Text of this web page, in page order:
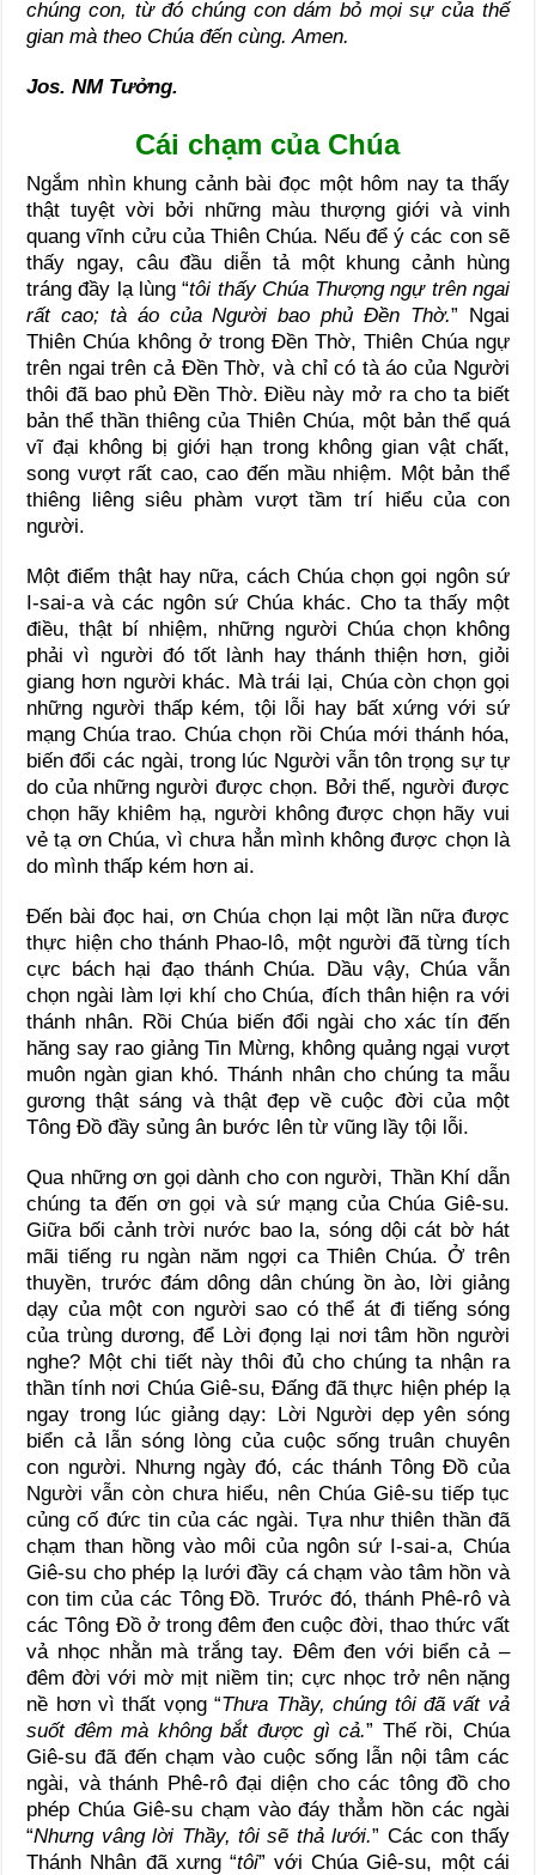
chúng con, từ đó chúng con dám bỏ mọi sự của thế
gian mà theo Chúa đến cùng. Amen.
Jos. NM Tưởng.
Cái chạm của Chúa
Ngắm nhìn khung cảnh bài đọc một hôm nay ta thấy
thật tuyệt vời bởi những màu thượng giới và vinh
quang vĩnh cửu của Thiên Chúa. Nếu để ý các con sẽ
thấy ngay, câu đầu diễn tả một khung cảnh hùng
tráng đầy lạ lùng “tôi thấy Chúa Thượng ngự trên ngai
rất cao; tà áo của Người bao phủ Đền Thờ.” Ngai
Thiên Chúa không ở trong Đền Thờ, Thiên Chúa ngự
trên ngai trên cả Đền Thờ, và chỉ có tà áo của Người
thôi đã bao phủ Đền Thờ. Điều này mở ra cho ta biết
bản thể thần thiêng của Thiên Chúa, một bản thể quá
vĩ đại không bị giới hạn trong không gian vật chất,
song vượt rất cao, cao đến mầu nhiệm. Một bản thể
thiêng liêng siêu phàm vượt tầm trí hiểu của con
người.
Một điểm thật hay nữa, cách Chúa chọn gọi ngôn sứ
I-sai-a và các ngôn sứ Chúa khác. Cho ta thấy một
điều, thật bí nhiệm, những người Chúa chọn không
phải vì người đó tốt lành hay thánh thiện hơn, giỏi
giang hơn người khác. Mà trái lại, Chúa còn chọn gọi
những người thấp kém, tội lỗi hay bất xứng với sứ
mạng Chúa trao. Chúa chọn rồi Chúa mới thánh hóa,
biến đổi các ngài, trong lúc Người vẫn tôn trọng sự tự
do của những người được chọn. Bởi thế, người được
chọn hãy khiêm hạ, người không được chọn hãy vui
vẻ tạ ơn Chúa, vì chưa hẳn mình không được chọn là
do mình thấp kém hơn ai.
Đến bài đọc hai, ơn Chúa chọn lại một lần nữa được
thực hiện cho thánh Phao-lô, một người đã từng tích
cực bách hại đạo thánh Chúa. Dầu vậy, Chúa vẫn
chọn ngài làm lợi khí cho Chúa, đích thân hiện ra với
thánh nhân. Rồi Chúa biến đổi ngài cho xác tín đến
hăng say rao giảng Tin Mừng, không quảng ngại vượt
muôn ngàn gian khó. Thánh nhân cho chúng ta mẫu
gương thật sáng và thật đẹp về cuộc đời của một
Tông Đồ đầy sủng ân bước lên từ vũng lầy tội lỗi.
Qua những ơn gọi dành cho con người, Thần Khí dẫn
chúng ta đến ơn gọi và sứ mạng của Chúa Giê-su.
Giữa bối cảnh trời nước bao la, sóng dội cát bờ hát
mãi tiếng ru ngàn năm ngợi ca Thiên Chúa. Ở trên
thuyền, trước đám dông dân chúng ồn ào, lời giảng
dạy của một con người sao có thể át đi tiếng sóng
của trùng dương, để Lời đọng lại nơi tâm hồn người
nghe? Một chi tiết này thôi đủ cho chúng ta nhận ra
thần tính nơi Chúa Giê-su, Đấng đã thực hiện phép lạ
ngay trong lúc giảng dạy: Lời Người dẹp yên sóng
biển cả lẫn sóng lòng của cuộc sống truân chuyên
con người. Nhưng ngày đó, các thánh Tông Đồ của
Người vẫn còn chưa hiểu, nên Chúa Giê-su tiếp tục
củng cố đức tin của các ngài. Tựa như thiên thần đã
chạm than hồng vào môi của ngôn sứ I-sai-a, Chúa
Giê-su cho phép lạ lưới đầy cá chạm vào tâm hồn và
con tim của các Tông Đồ. Trước đó, thánh Phê-rô và
các Tông Đồ ở trong đêm đen cuộc đời, thao thức vất
vả nhọc nhằn mà trắng tay. Đêm đen với biển cả –
đêm đời với mờ mịt niềm tin; cực nhọc trở nên nặng
nề hơn vì thất vọng “Thưa Thầy, chúng tôi đã vất vả
suốt đêm mà không bắt được gì cả.” Thế rồi, Chúa
Giê-su đã đến chạm vào cuộc sống lẫn nội tâm các
ngài, và thánh Phê-rô đại diện cho các tông đồ cho
phép Chúa Giê-su chạm vào đáy thẳm hồn các ngài
“Nhưng vâng lời Thầy, tôi sẽ thả lưới.” Các con thấy
Thánh Nhân đã xưng “tôi” với Chúa Giê-su, một cái